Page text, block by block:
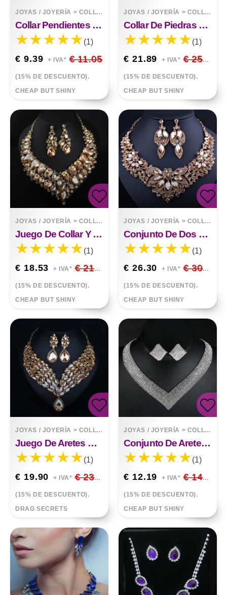
JOYAS / JOYERÍA > COLLARES
Collar Pendientes Conjunto Elegante
(1)
€ 9.39 + IVA* € 11.05
(15% DE DESCUENTO).
CHEAP BUT SHINY
JOYAS / JOYERÍA > COLLARES
Collar De Piedras Cuadradas Grandes Con Cadena De Adorno De Moda
(1)
€ 21.89 + IVA* € 25.75
(15% DE DESCUENTO).
CHEAP BUT SHINY
JOYAS / JOYERÍA > COLLARES
Juego De Collar Y Aretes De Cristal Reina Africana
(1)
€ 18.53 + IVA* € 21.80
(15% DE DESCUENTO).
CHEAP BUT SHINY
JOYAS / JOYERÍA > COLLARES
Conjunto De Dos Piezas De Pendientes De Collar De Diamantes De Imitación De Cristal De Flor
(1)
€ 26.30 + IVA* € 30.94
(15% DE DESCUENTO).
CHEAP BUT SHINY
JOYAS / JOYERÍA > COLLARES
Juego De Aretes De Collar De Río Egipcio
(1)
€ 19.90 + IVA* € 23.41
(15% DE DESCUENTO).
DRAG SECRETS
JOYAS / JOYERÍA > COLLARES
Conjunto De Aretes De Collar De Diamantes De Imitación Cuadrados Brillantes Elegantes
(1)
€ 12.19 + IVA* € 14.34
(15% DE DESCUENTO).
CHEAP BUT SHINY